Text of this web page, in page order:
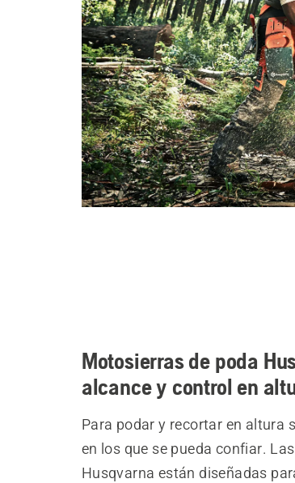
Motosierras de poda
alcance y control en
Para podar y recortar en altura
en los que se pueda confiar.
Husqvarna están diseñadas